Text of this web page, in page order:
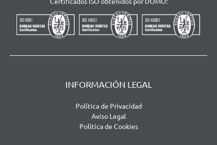
INFORMACIÓN LEGAL
Política de Privacidad
Aviso Legal
Política de Cookies